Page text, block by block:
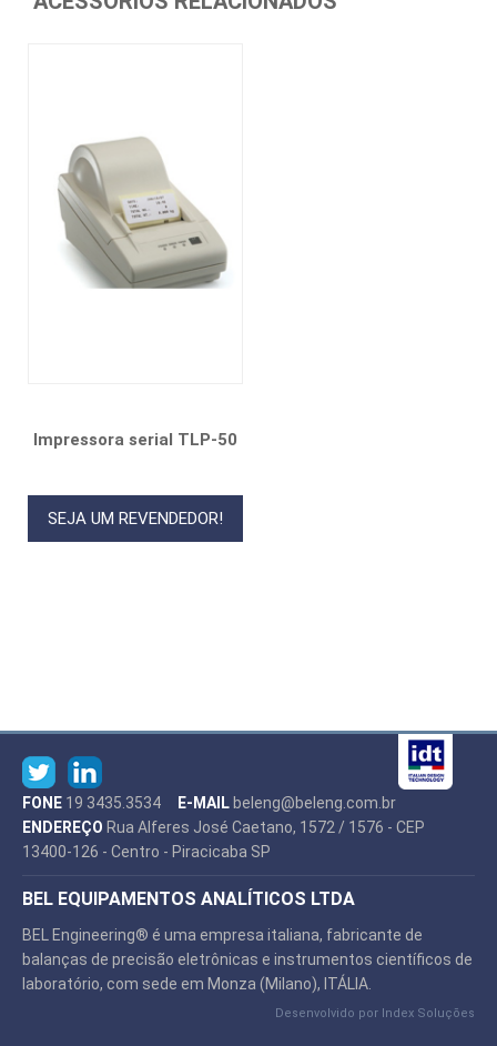
Impressora serial TLP-50
SEJA UM REVENDEDOR!
FONE 19 3435.3534 E-MAIL beleng@beleng.com.br
ENDEREÇO Rua Alferes José Caetano, 1572 / 1576 - CEP
13400-126 - Centro - Piracicaba SP
BEL EQUIPAMENTOS ANALÍTICOS LTDA
BEL Engineering® é uma empresa italiana, fabricante de
balanças de precisão eletrônicas e instrumentos científicos de
laboratório, com sede em Monza (Milano), ITÁLIA.
Desenvolvido por Index Soluções